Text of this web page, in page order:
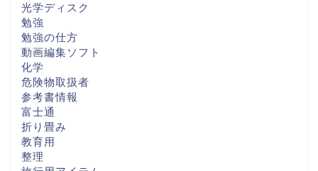
光学ディスク
勉強
勉強の仕方
動画編集ソフト
化学
危険物取扱者
参考書情報
富士通
折り畳み
教育用
整理